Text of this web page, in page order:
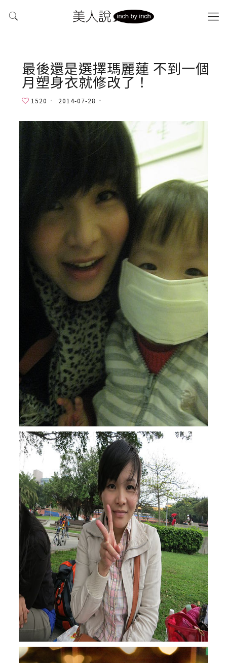
最後還是選擇瑪麗蓮 不到一個
月塑身衣就修改了！
1520 2014-07-28